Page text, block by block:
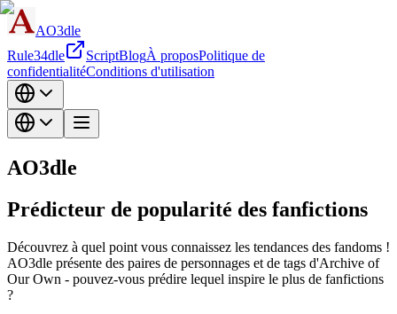
AO3dle
Rule34dle
ScriptBlogÀ proposPolitique de
confidentialitéConditions d'utilisation
AO3dle
Prédicteur de popularité des fanfictions
Découvrez à quel point vous connaissez les tendances des fandoms !
AO3dle présente des paires de personnages et de tags d'Archive of
Our Own - pouvez-vous prédire lequel inspire le plus de fanfictions
?